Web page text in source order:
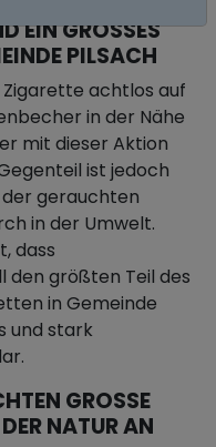
GROSSES U
PILSACH
Zigarette achtlos auf
in der Nähe
mit dieser Aktion
ist jedoch
gerauchten
in der Umwelt.
dass
größten Teil des
in Gemeinde
und stark
GROSSE S
NATUR AN